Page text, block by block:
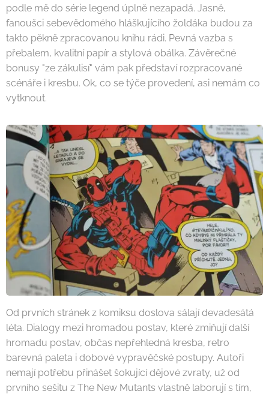
podle mě do série legend úplně nezapadá. Jasně,
fanoušci sebevědomého hláškujícího žoldáka budou za
takto pěkně zpracovanou knihu rádi. Pevná vazba s
přebalem, kvalitní papír a stylová obálka. Závěrečné
bonusy "ze zákulisí" vám pak představí rozpracované
scénáře i kresbu. Ok, co se týče provedení, asi nemám co
vytknout.
Od prvních stránek z komiksu doslova sálají devadesátá
léta. Dialogy mezi hromadou postav, které zmiňují další
hromadu postav, občas nepřehledná kresba, retro
barevná paleta i dobové vypravěčské postupy. Autoři
nemají potřebu přinášet šokující dějové zvraty, už od
prvního sešitu z The New Mutants vlastně laborují s tím,